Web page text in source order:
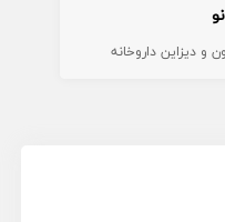
و دیزاین داروخانه